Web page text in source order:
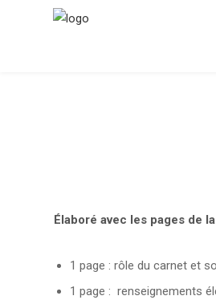
Élaboré avec les pages de
1 page : rôle du carnet et
1 page : renseignements